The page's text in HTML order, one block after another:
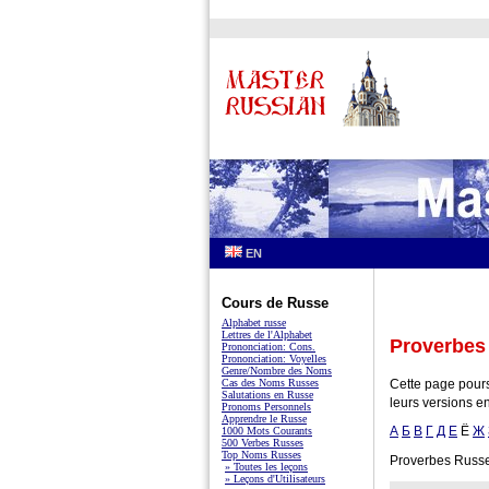
EN
Cette page
leurs versions
А Б В Г Д Е Ё Ж
Proverbes
Cours de Russe
Alphabet russe
Lettres de l'Alphabet
Prononciation: Cons.
Prononciation: Voyelles
Genre/Nombre des Noms
Cas des Noms Russes
Salutations en Russe
Pronoms Personnels
Apprendre le Russe
1000 Mots Courants
500 Verbes Russes
Top Noms Russes
» Toutes les leçons
» Leçons d'Utilisateurs